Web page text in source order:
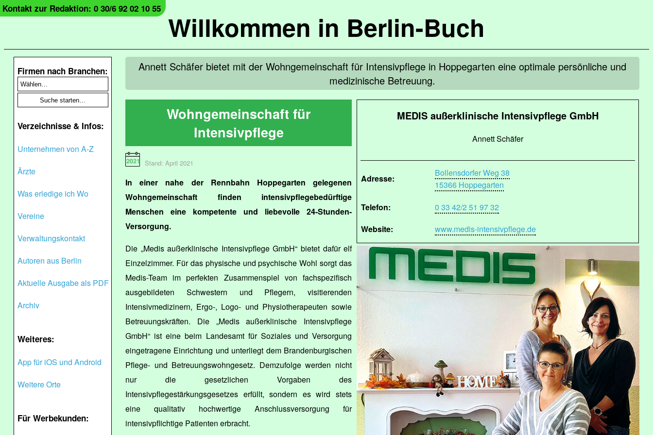
Willkommen in Berlin-Buch
Kontakt zur Redaktion: 0 30/6 92 02 10 55
Firmen nach Branchen:
Verzeichnisse & Infos:
Unternehmen von A-Z
Ärzte
Was erledige ich Wo
Vereine
Verwaltungskontakt
Autoren aus Berlin
Aktuelle Ausgabe als PDF
Archiv
Weiteres:
App für iOS und Android
Weitere Orte
Für Werbekunden:
Annett Schäfer bietet mit der Wohngemeinschaft für Intensivpflege in Hoppegarten eine optimale persönliche und
medizinische Betreuung.
MEDIS außerklinische Intensivpflege GmbH
Annett Schäfer
Adresse:
Bollensdorfer Weg 38
15366 Hoppegarten
Telefon:
0 33 42/2 51 97 32
Website:
www.medis-intensivpflege.de
Wohngemeinschaft für
Intensivpflege
Stand: April 2021
In einer nahe der Rennbahn Hoppegarten gelegenen
Wohngemeinschaft finden intensivpflegebedürftige
Menschen eine kompetente und liebevolle 24-Stunden-
Versorgung.
Die „Medis außerklinische Intensivpflege GmbH“ bietet dafür elf
Einzelzimmer. Für das physische und psychische Wohl sorgt das
Medis-Team im perfekten Zusammenspiel von fachspezifisch
ausgebildeten Schwestern und Pflegern, visitierenden
Intensivmedizinern, Ergo-, Logo- und Physiotherapeuten sowie
Betreuungskräften. Die „Medis außerklinische Intensivpflege
GmbH“ ist eine beim Landesamt für Soziales und Versorgung
eingetragene Einrichtung und unterliegt dem Brandenburgischen
Pflege- und Betreuungswohngesetz. Demzufolge werden nicht
nur die gesetzlichen Vorgaben des
Intensivpflegestärkungsgesetzes erfüllt, sondern es wird stets
eine qualitativ hochwertige Anschlussversorgung für
intensivpflichtige Patienten erbracht.